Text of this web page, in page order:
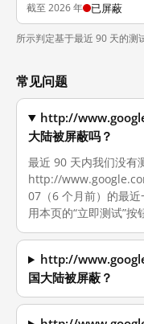
截至 2026 年 已屏蔽
所示判定基于最近 90 天的测
常见问题
http://
大陆被屏蔽吗？
最近 90 天内我们没有
http://
07（6 个月前）的最
用本页的“立即测试”按
http://
国大陆被屏蔽？